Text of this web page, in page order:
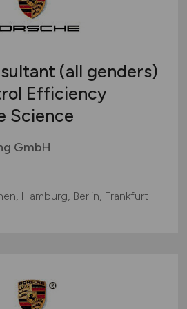
(all genders)
Efficiency
Science
GmbH
Hamburg, Berlin, Frankfurt